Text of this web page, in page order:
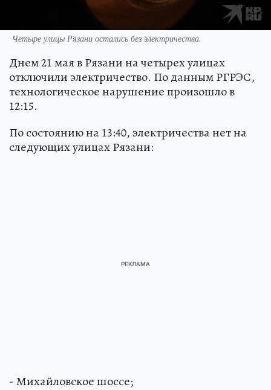
Четыре улицы Рязани остались без электричества.
Днем 21 мая в Рязани на четырех улицах
отключили электричество. По данным РГРЭС,
технологическое нарушение произошло в
12:15.
По состоянию на 13:40, электричества нет на
следующих улицах Рязани:
- Михайловское шоссе;